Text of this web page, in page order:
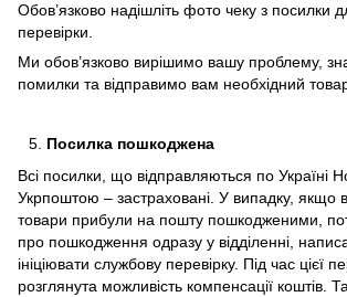
Обов’язково надішліть фото чеку з посилки
перевірки.
Ми обов’язково вирішимо вашу проблему,
помилки та відправимо вам необхідний
Посилка пошкоджена
Всі посилки, що відправляються по
Укрпоштою – застраховані. У випадку, якщо
товари прибули на пошту пошкодженими,
про пошкодження одразу у відділенні,
ініціювати службову перевірку. Під час цієї
розглянута можливість компенсації коштів.